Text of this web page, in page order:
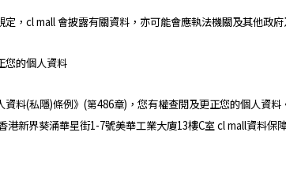
定，cl mall 會披露有關資料，亦可能會應執法機關及其他政
您的個人資料
資料(私隱)條例》(第486章)，您有權查閱及更正您的個人資
港新界葵涌華星街1-7號美華工業大廈13樓C室 cl mall資料保